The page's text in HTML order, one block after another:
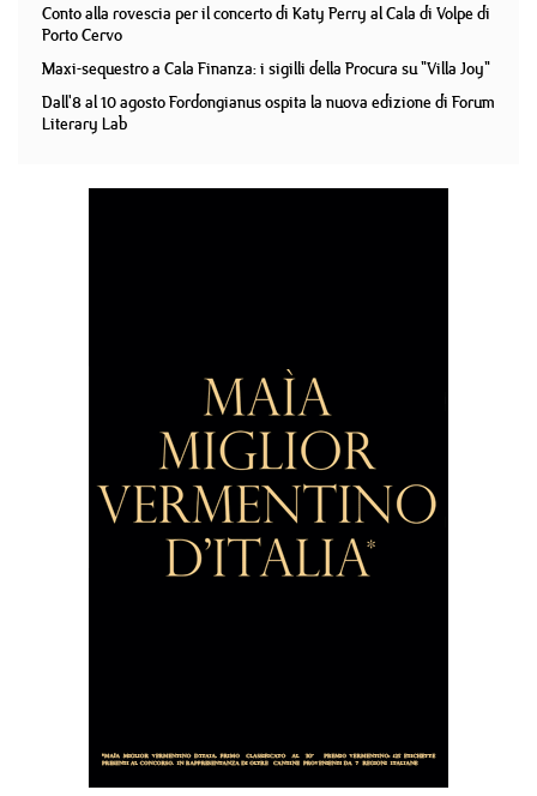
Conto alla rovescia per il concerto di Katy Perry al Cala di Volpe di
Porto Cervo
Maxi-sequestro a Cala Finanza: i sigilli della Procura su "Villa Joy"
Dall'8 al 10 agosto Fordongianus ospita la nuova edizione di Forum
Literary Lab